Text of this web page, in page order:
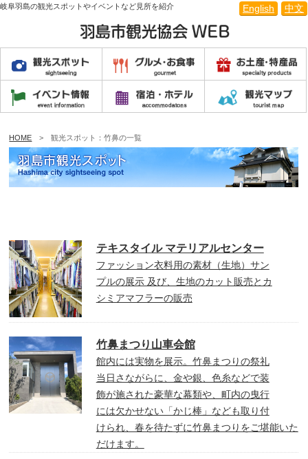
English 中文
岐阜羽島の観光スポットやイベントなど見所を紹介
HOME > 観光スポット：竹鼻の一覧
テキスタイル マテリアルセンター
ファッション衣料用の素材（生地）サン
プルの展示 及び、生地のカット販売とカ
シミアマフラーの販売
竹鼻まつり山車会館
館内には実物を展示。竹鼻まつりの祭礼
当日さながらに、金や銀、色糸などで装
飾が施された豪華な幕類や、町内の曳行
には欠かせない「かじ棒」なども取り付
けられ、春を待たずに竹鼻まつりをご堪能いた
だけます。